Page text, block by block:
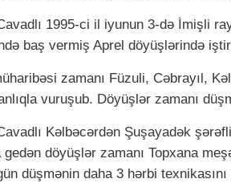
1995-ci il iyunun 3-də İmişli
baş vermiş Aprel döyüşlərində
zamanı Füzuli, Cəbrayıl,
vuruşub. Döyüşlər zamanı
Kəlbəcərdən Şuşayadək
gedən döyüşlər zamanı Topxana
düşmənin daha 3 hərbi